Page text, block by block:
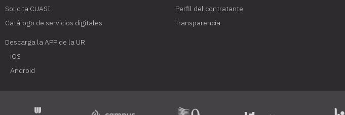
Solicita CUASI
Catálogo de servicios digitales
Descarga la APP de la UR
iOS
Android
Perfil del contratante
Transparencia